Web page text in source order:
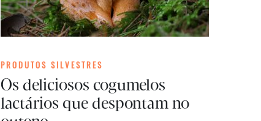
PRODUTOS SILVESTRES
Os deliciosos cogumelos
lactários que despontam no